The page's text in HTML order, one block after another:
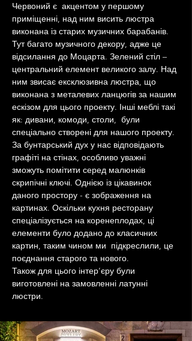
Червоний є  акцентом у першому
приміщенні, над ним висить люстра
виконана із старих музичних барабанів.
Тут багато музичного декору, адже це
відсилання до Моцарта. Зелений стіл –
центральний елемент великого залу. Над
ним звисає ексклюзивна люстра, що
виконана з металевих ланцюгів за нашим
ескізом для цього проекту. Інші меблі такі
як: дивани, комоди, столи,  були
спеціально створені для нашого проекту.
За бунтарський дух у нас відповідають
графіті на стінах, особливо уважні
зможуть помітити серед малюнків
скрипічні ключі. Однією із цікавинок
даного простору - є зображення на
картинах. Оскільки кухня ресторану
спеціалізується на коренеплодах, ці
елементи було додано до класичних
картин, таким чином ми  підкреслили, це
поєднання старого та нового.
Також для цього інтер’єру були
виготовлені на замовленні латунні
люстри.